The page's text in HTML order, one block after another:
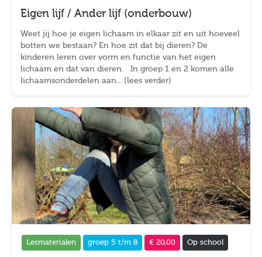
Eigen lijf / Ander lijf (onderbouw)
Weet jij hoe je eigen lichaam in elkaar zit en uit hoeveel
botten we bestaan? En hoe zit dat bij dieren? De
kinderen leren over vorm en functie van het eigen
lichaam en dat van dieren. In groep 1 en 2 komen alle
lichaamsonderdelen aan... (lees verder)
Lesmaterialen groep 5 t/m 8 € 20,00 Op school